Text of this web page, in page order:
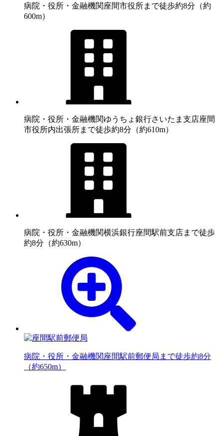
病院・役所・金融機関 座間市役所まで徒歩約8分（約
600m）
病院・役所・金融機関ゆうちょ銀行さいたま支店座間
市役所内出張所まで徒歩約8分（約610m）
病院・役所・金融機関横浜銀行座間駅前支店まで徒歩
約8分（約630m）
病院・役所・金融機関 座間駅前郵便局まで徒歩約8分
（約650m）